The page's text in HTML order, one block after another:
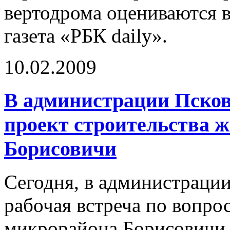
вертодрома
газета «РБК daily».
10.02.2009
В администрации
проект строительства
Борисовичи
Сегодня, в
рабочая встреча по